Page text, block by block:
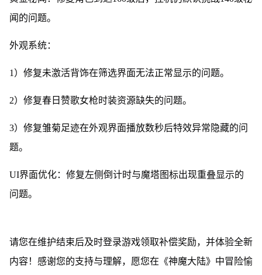
闻的问题。
外观系统：
1）修复未激活背饰在筛选界面无法正常显示的问题。
2）修复春日赞歌女枪时装资源缺失的问题。
3）修复雏菊足迹在外观界面播放数秒后特效异常隐藏的问
题。
UI界面优化：修复左侧倒计时与魔塔图标出现重叠显示的
问题。
请您在维护结束后及时登录游戏领取补偿奖励，并体验全新
内容！感谢您的支持与理解，愿您在《神魔大陆》中冒险愉